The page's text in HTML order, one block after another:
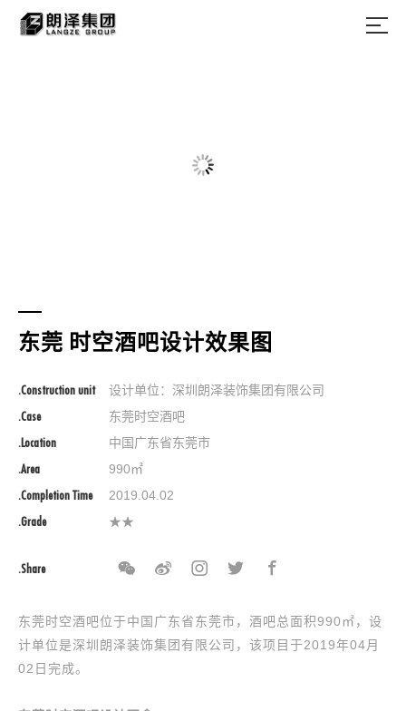
东莞 时空酒吧设计效果图
.Construction unit 设计单位：深圳朗泽装饰集团有限公司
.Case 东莞时空酒吧
.Location 中国广东省东莞市
.Area 990㎡
.Completion Time 2019.04.02
.Grade ★★
.Share
东莞时空酒吧位于中国广东省东莞市，酒吧总面积990㎡，设
计单位是深圳朗泽装饰集团有限公司，该项目于2019年04月
02日完成。